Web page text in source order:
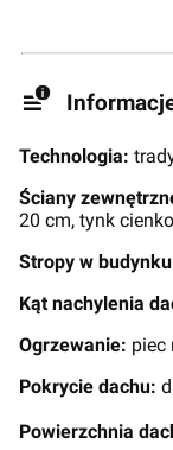
Technologia:
Ściany
20 cm, tynk
Stropy w
Kąt nachylenia
Ogrzewanie: piec
Pokrycie dachu:
Powierzchnia